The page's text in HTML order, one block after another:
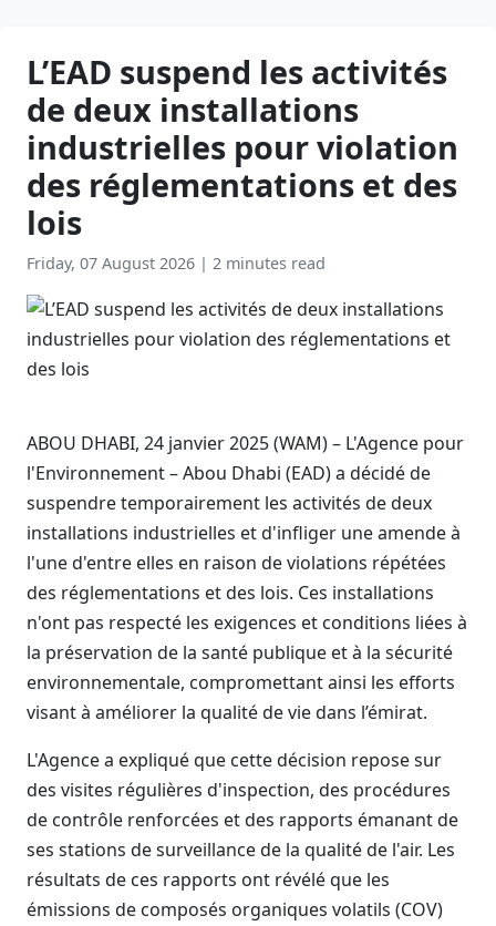
L’EAD suspend les activités
de deux installations
industrielles pour violation
des réglementations et des
lois
Friday, 07 August 2026 | 2 minutes read
ABOU DHABI, 24 janvier 2025 (WAM) – L'Agence pour
l'Environnement – Abou Dhabi (EAD) a décidé de
suspendre temporairement les activités de deux
installations industrielles et d'infliger une amende à
l'une d'entre elles en raison de violations répétées
des réglementations et des lois. Ces installations
n'ont pas respecté les exigences et conditions liées à
la préservation de la santé publique et à la sécurité
environnementale, compromettant ainsi les efforts
visant à améliorer la qualité de vie dans l’émirat.
L'Agence a expliqué que cette décision repose sur
des visites régulières d'inspection, des procédures
de contrôle renforcées et des rapports émanant de
ses stations de surveillance de la qualité de l'air. Les
résultats de ces rapports ont révélé que les
émissions de composés organiques volatils (COV)